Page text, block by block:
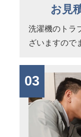
お見
洗濯機のトラ
ざいますので
03